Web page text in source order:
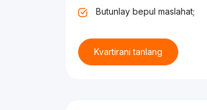
Butunlay bepul maslahat;
Kvartirani tanlang